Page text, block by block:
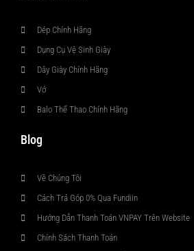
Dép Chính Hãng
Dụng Cụ Vệ Sinh Giày
Dây Giày Chính Hãng
Vớ
Balo Thể Thao Chính Hãng
Blog
Về Chúng Tôi
Cách Trả Góp 0% Qua Fundiin
Hướng Dẫn Thanh Toán VNPAY Trên Website
Chính Sách Thanh Toán